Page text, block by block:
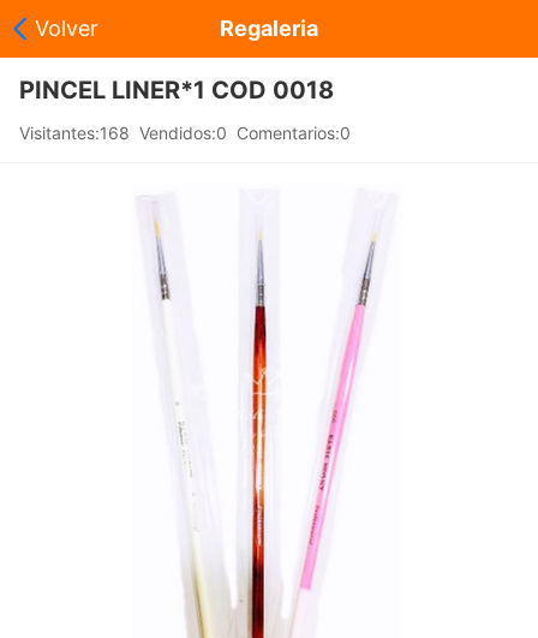
Volver Regaleria
Agregar a mi carrito Compartir|ProductosInicio
ales
PINCEL LINER*1 COD 0018
Visitantes:168 Vendidos:0 Comentarios:0